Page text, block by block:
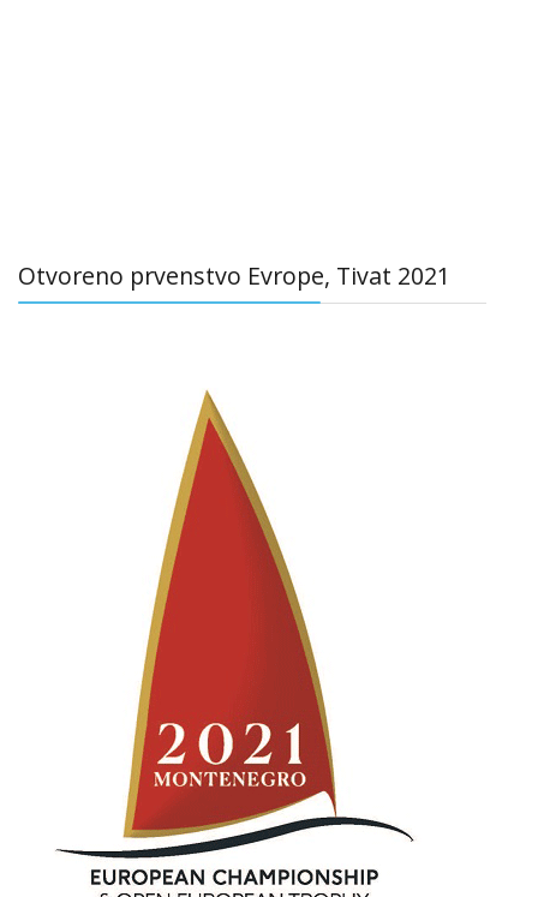
Otvoreno prvenstvo Evrope, Tivat 2021